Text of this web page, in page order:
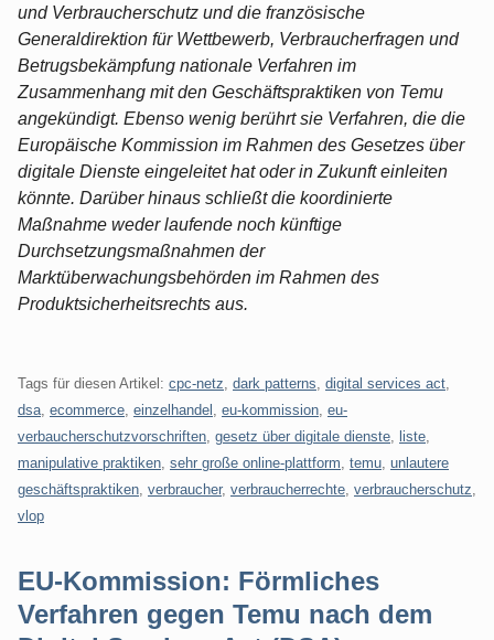
und Verbraucherschutz und die französische
Generaldirektion für Wettbewerb, Verbraucherfragen und
Betrugsbekämpfung nationale Verfahren im
Zusammenhang mit den Geschäftspraktiken von Temu
angekündigt. Ebenso wenig berührt sie Verfahren, die die
Europäische Kommission im Rahmen des Gesetzes über
digitale Dienste eingeleitet hat oder in Zukunft einleiten
könnte. Darüber hinaus schließt die koordinierte
Maßnahme weder laufende noch künftige
Durchsetzungsmaßnahmen der
Marktüberwachungsbehörden im Rahmen des
Produktsicherheitsrechts aus.
Tags für diesen Artikel: cpc-netz dark patterns digital services act
dsa ecommerce einzelhandel eu-kommission eu-
verbaucherschutzvorschriften gesetz über digitale dienste liste
manipulative praktiken sehr große online-plattform temu unlautere
geschäftspraktiken verbraucher, verbraucherrechte verbraucherschutz
vlop
EU-Kommission: Förmliches
Verfahren gegen Temu nach dem